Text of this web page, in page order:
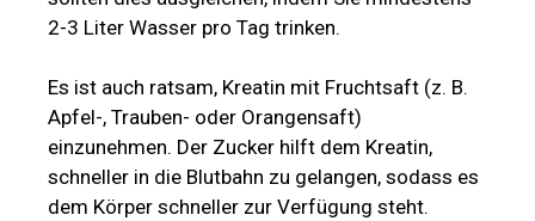
2-3 Liter Wasser pro Tag trinken.
Es ist auch ratsam, Kreatin mit Fruchtsaft (z. B.
Apfel-, Trauben- oder Orangensaft)
einzunehmen. Der Zucker hilft dem Kreatin,
schneller in die Blutbahn zu gelangen, sodass es
dem Körper schneller zur Verfügung steht.